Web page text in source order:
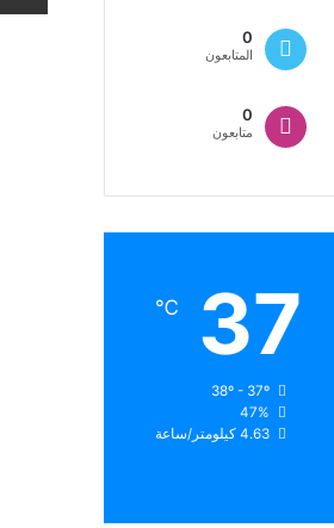
0
المتابعون
0
متابعون
37
℃
38º - 37º
47%
4.63 كيلومتر/ساعة